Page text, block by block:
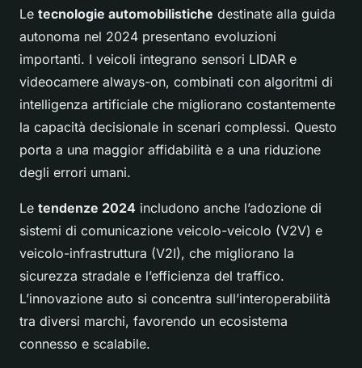
Le tecnologie automobilistiche destinate alla guida
autonoma nel 2024 presentano evoluzioni
importanti. I veicoli integrano sensori LIDAR e
videocamere always-on, combinati con algoritmi di
intelligenza artificiale che migliorano costantemente
la capacità decisionale in scenari complessi. Questo
porta a una maggior affidabilità e a una riduzione
degli errori umani.
Le tendenze 2024 includono anche l’adozione di
sistemi di comunicazione veicolo-veicolo (V2V) e
veicolo-infrastruttura (V2I), che migliorano la
sicurezza stradale e l’efficienza del traffico.
L’innovazione auto si concentra sull’interoperabilità
tra diversi marchi, favorendo un ecosistema
connesso e scalabile.